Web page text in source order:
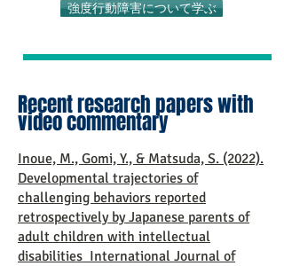
強度行動障害について学ぶ
Recent research papers with
video commentary
Inoue, M., Gomi, Y., & Matsuda, S. (2022).
Developmental trajectories of
challenging behaviors reported
retrospectively by Japanese parents of
adult children with intellectual
disabilities International Journal of